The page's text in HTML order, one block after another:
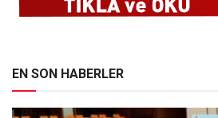
EN SON HABERLER